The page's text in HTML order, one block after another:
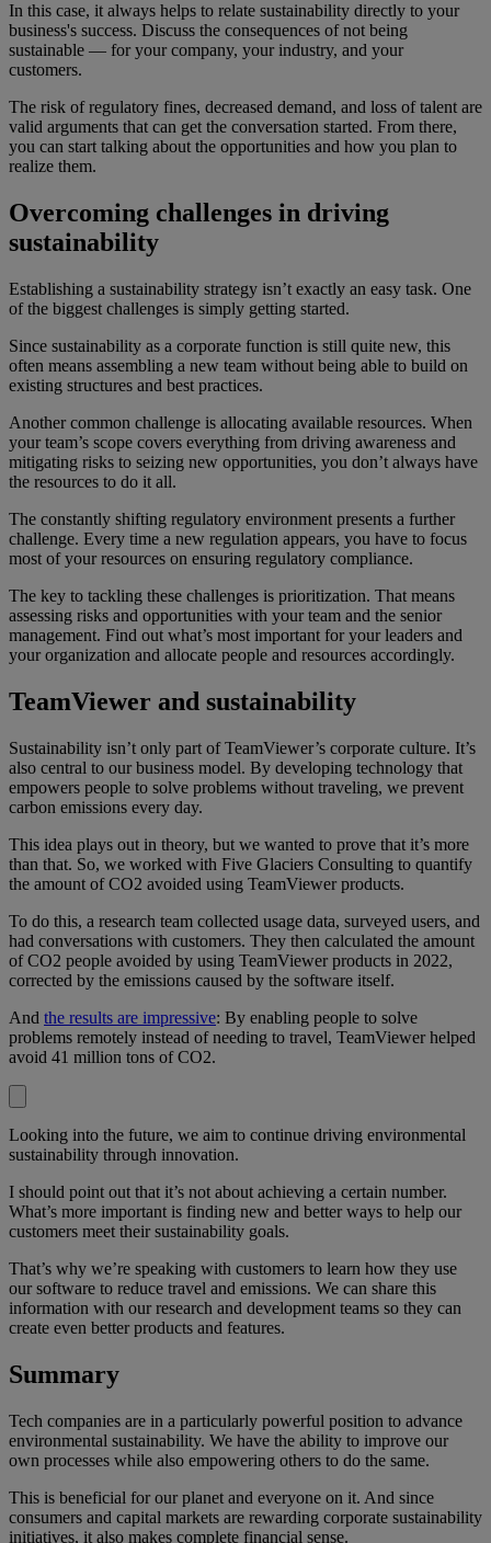
In this case, it always helps to relate sustainability directly to your
business's success. Discuss the consequences of not being
sustainable — for your company, your industry, and your
customers.
The risk of regulatory fines, decreased demand, and loss of talent are
valid arguments that can get the conversation started. From there,
you can start talking about the opportunities and how you plan to
realize them.
Overcoming challenges in driving
sustainability
Establishing a sustainability strategy isn’t exactly an easy task. One
of the biggest challenges is simply getting started.
Since sustainability as a corporate function is still quite new, this
often means assembling a new team without being able to build on
existing structures and best practices.
Another common challenge is allocating available resources. When
your team’s scope covers everything from driving awareness and
mitigating risks to seizing new opportunities, you don’t always have
the resources to do it all.
The constantly shifting regulatory environment presents a further
challenge. Every time a new regulation appears, you have to focus
most of your resources on ensuring regulatory compliance.
The key to tackling these challenges is prioritization. That means
assessing risks and opportunities with your team and the senior
management. Find out what’s most important for your leaders and
your organization and allocate people and resources accordingly.
TeamViewer and sustainability
Sustainability isn’t only part of TeamViewer’s corporate culture. It’s
also central to our business model. By developing technology that
empowers people to solve problems without traveling, we prevent
carbon emissions every day.
This idea plays out in theory, but we wanted to prove that it’s more
than that. So, we worked with Five Glaciers Consulting to quantify
the amount of CO2 avoided using TeamViewer products.
To do this, a research team collected usage data, surveyed users, and
had conversations with customers. They then calculated the amount
of CO2 people avoided by using TeamViewer products in 2022,
corrected by the emissions caused by the software itself.
And the results are impressive: By enabling people to solve
problems remotely instead of needing to travel, TeamViewer helped
avoid 41 million tons of CO2.
Looking into the future, we aim to continue driving environmental
sustainability through innovation.
I should point out that it’s not about achieving a certain number.
What’s more important is finding new and better ways to help our
customers meet their sustainability goals.
That’s why we’re speaking with customers to learn how they use
our software to reduce travel and emissions. We can share this
information with our research and development teams so they can
create even better products and features.
Summary
Tech companies are in a particularly powerful position to advance
environmental sustainability. We have the ability to improve our
own processes while also empowering others to do the same.
This is beneficial for our planet and everyone on it. And since
consumers and capital markets are rewarding corporate sustainability
initiatives, it also makes complete financial sense.